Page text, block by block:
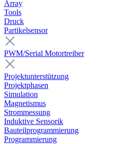
Array
Tools
Druck
Partikelsensor
PWM/Serial Motortreiber
Projektunterstützung
Projektphasen
Simulation
Magnetismus
Strommessung
Induktive Sensorik
Bauteilprogrammierung
Programmierung